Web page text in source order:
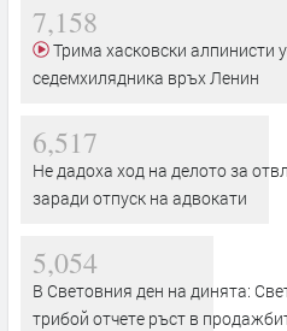
7,158
седемхилядника връх Ленин
6,517
Не дадоха ход на делото за
заради отпуск на адвокати
5,054
В Световния ден на динята:
трибой отчете ръст в